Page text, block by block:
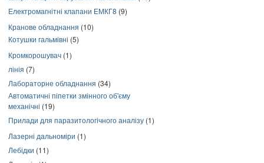
Електромагнітні клапани ЕМКГ8 (9)
Кранове обладнання (10)
Котушки гальмівні (5)
Кромкорошувач (1)
лінія (7)
Лабораторне обладнання (34)
Автоматичні піпетки змінного об'єму
механічні (19)
Прилади для паразитологічного аналізу (1)
Лазерні дальноміри (1)
Лебідки (11)